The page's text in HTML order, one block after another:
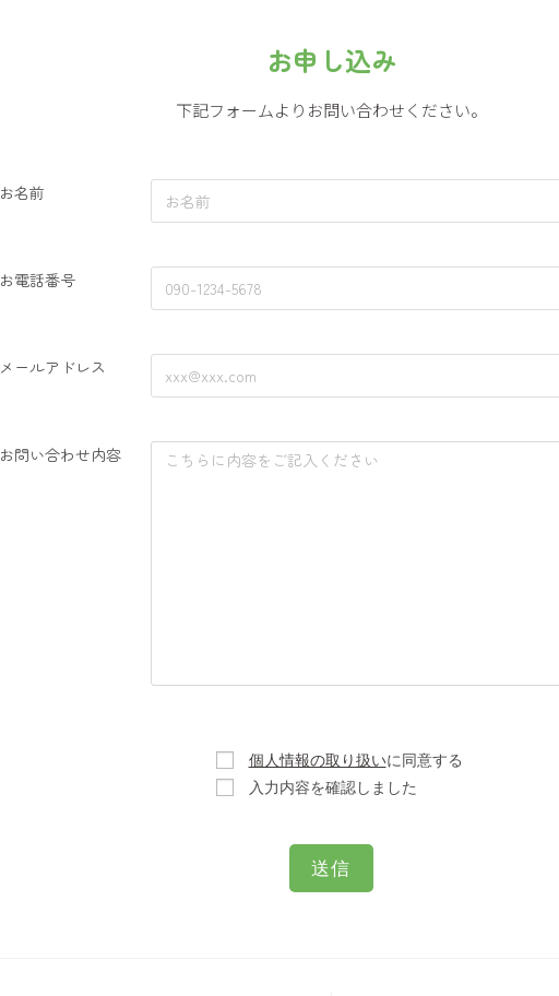
お申し込み
下記フォームよりお問い合わせください。
お名前
お電話番号
メールアドレス
お問い合わせ内容
個人情報の取り扱いに同意する
入力内容を確認しました